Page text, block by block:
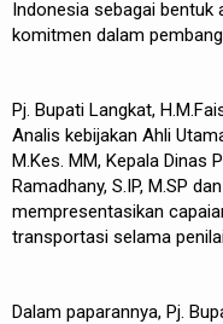
Indonesia sebagai bentuk
komitmen dalam
Pj. Bupati Langkat,
Analis kebijakan Ahli
M.Kes. MM, Kepala Dinas
Ramadhany, S.IP, M.SP
mempresentasikan
transportasi selama
Dalam paparannya, Pj.